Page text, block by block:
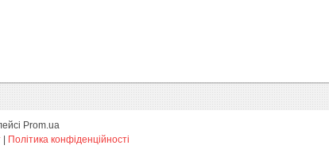
Prom.ua
Політика конфіденційності